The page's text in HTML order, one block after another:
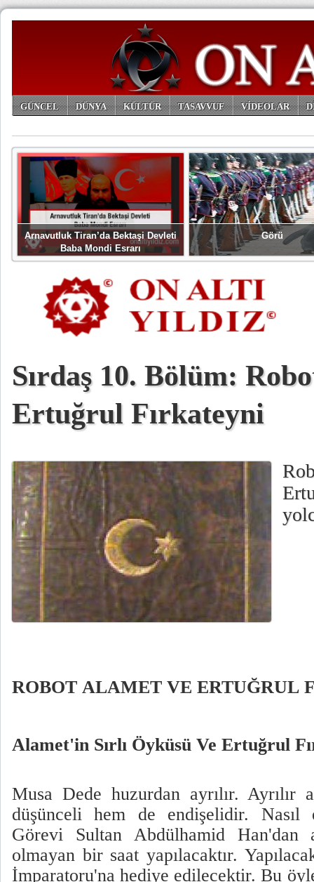
GÜNCEL DÜNYA KÜLTÜR TASAVVUF VİDEOLAR
Arnavutluk Tiran’da Bektaşi Devleti
Baba Mondi Esrarı
Görü
Sırdaş 10. Bölüm:
Ertuğrul Fırkateyni
ROBOT ALAMET VE ERTUĞRUL
Alamet'in Sırlı Öyküsü Ve Ertuğrul
Musa Dede huzurdan ayrılır. Ayrılır
düşünceli hem de endişelidir. Nasıl
Görevi Sultan Abdülhamid Han'dan
olmayan bir saat yapılacaktır.
İmparatoru'na hediye edilecektir. Bu